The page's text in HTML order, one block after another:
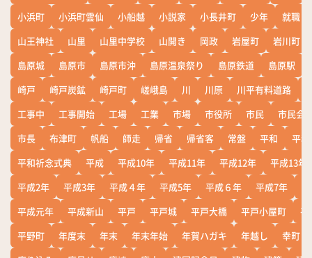
小浜町 小浜町雲仙 小船越 小説家 小長井町 少年
就職
山王神社
山里 山里中学校 山開き 岡政 岩屋町
岩川町
島原城
島原市 島原市沖 島原温泉祭り 島原鉄道 島原駅
崎戸
崎戸炭鉱 崎戸町 嵯峨島 川 川原 川平有料道路
工事中
工事開始 工場 工業 市場 市役所 市民
市民会
市長
布津町 帆船 師走 帰省 帰省客 常盤 平和
平
平和祈念式典
平成 平成10年 平成11年 平成12年
平成13年
平成2年
平成3年 平成４年 平成5年 平成６年 平成7年
平成元年
平成新山 平戸 平戸城 平戸大橋 平戸小屋町
平
平野町
年度末 年末 年末年始 年賀ハガキ 年越し
幸町